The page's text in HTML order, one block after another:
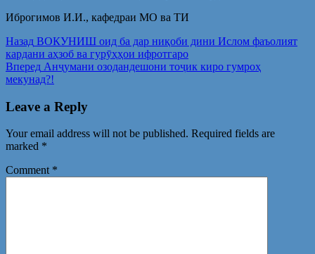
Иброгимов И.И., кафедраи МО ва ТИ
Post
navigation
Назад Предыдущая
запись:
ВОКУНИШ оид ба дар ниқоби дини Ислом фаъолият
кардани аҳзоб ва гурӯҳҳои ифротгаро
Вперед Следующая
запись:
Анҷумани озодандешони тоҷик киро гумроҳ
мекунад?!
Leave a Reply
Your email address will not be published. Required fields are
marked *
Comment *